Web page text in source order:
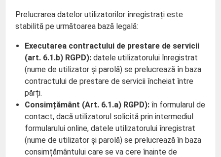
Prelucrarea datelor utilizatorilor înregistrați este
stabilită pe următoarea bază legală:
Executarea contractului de prestare de servicii
(art. 6.1.b) RGPD): datele utilizatorului înregistrat
(nume de utilizator și parolă) se prelucrează în baza
contractului de prestare de servicii încheiat între
părți.
Consimțământ (Art. 6.1.a) RGPD): în formularul de
contact, dacă utilizatorul solicită prin intermediul
formularului online, datele utilizatorului înregistrat
(nume de utilizator și parolă) se prelucrează în baza
consimțământului care se va cere înainte de